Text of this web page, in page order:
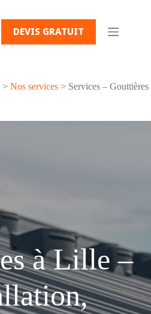
DEVIS GRATUIT
> Nos services > Services – Gouttières
à Lille –